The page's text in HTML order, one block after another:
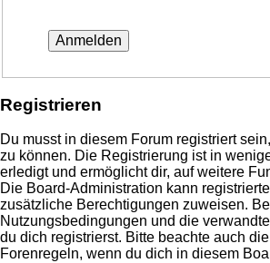
Registrieren
Du musst in diesem Forum registriert
zu können. Die Registrierung ist in
erledigt und ermöglicht dir, auf weitere
Die Board-Administration kann
zusätzliche Berechtigungen zuweisen.
Nutzungsbedingungen und die
du dich registrierst. Bitte beachte auch
Forenregeln, wenn du dich in diesem